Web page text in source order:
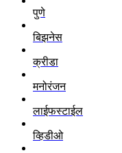
पुणे
बिझनेस
क्रीडा
मनोरंजन
लाईफस्टाईल
व्हिडीओ